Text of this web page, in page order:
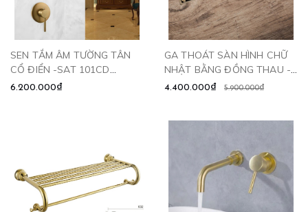
SEN TẮM ÂM TƯỜNG TÂN
CỔ ĐIỂN -SAT 101CD
CLEANMAX
6.200.000₫
GA THOÁT SÀN HÌNH CHỮ
NHẬT BẰNG ĐỒNG THAU -
GD6010 CLEANMAX
4.400.000₫ 5.900.000₫